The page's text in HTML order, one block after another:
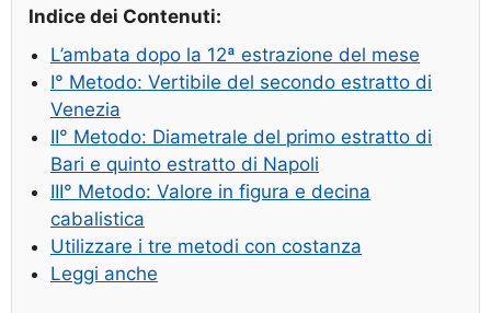
Indice dei Contenuti:
L’ambata dopo la 12ª estrazione del mese
I° Metodo: Vertibile del secondo estratto di
Venezia
II° Metodo: Diametrale del primo estratto di
Bari e quinto estratto di Napoli
III° Metodo: Valore in figura e decina
cabalistica
Utilizzare i tre metodi con costanza
Leggi anche